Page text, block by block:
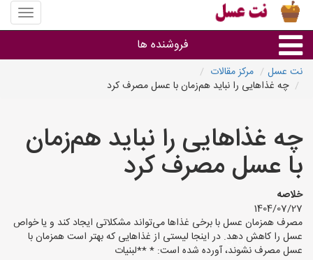
منوی
سایت
عسل
فروشنده ها
گروه ها
استان ها
نت عسل
مرکز مقالات
چه غذاهایی را نباید هم‌زمان با عسل مصرف کرد
چه غذاهایی را نباید هم‌زمان
با عسل مصرف کرد
خلاصه
1404/07/27
مصرف همزمان عسل با برخی غذاها می‌تواند مشکلاتی ایجاد کند و یا خواص
عسل را کاهش دهد. در اینجا لیستی از غذاهایی که بهتر است همزمان با
عسل مصرف نشوند، آورده شده است: * **لبنیات